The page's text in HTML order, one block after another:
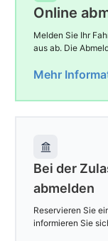
Online
Melden Sie Ihr
aus ab. Die
Mehr
Bei der
abmelden
Reservieren Sie
informieren Sie